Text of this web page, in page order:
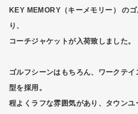
KEY MEMORY（キーメモリー） の
り、
コーチジャケットが入荷致しました。
ゴルフシーンはもちろん、ワークテ
型を採用。
程よくラフな雰囲気があり、タウン